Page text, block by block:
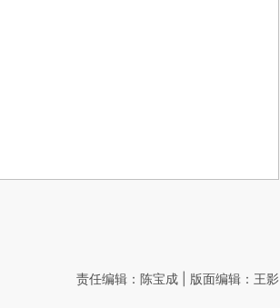
责任编辑：陈宝成 | 版面编辑：王影